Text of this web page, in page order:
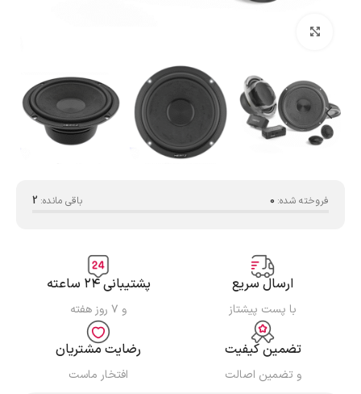
فروخته شده: 0 باقی مانده: 2
ارسال سریع
با پست پیشتاز
پشتیبانی ۲۴ ساعته
و ۷ روز هفته
تضمین کیفیت
و تضمین اصالت
رضایت مشتریان
افتخار ماست